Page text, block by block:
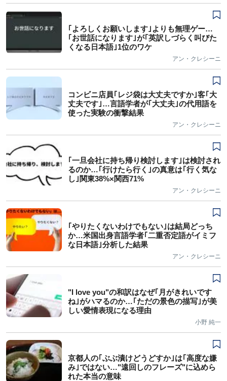
｢よろしくお願いします｣よりも無理ゲー…
｢お世話になります｣が｢英訳しづらく叫びた
くなる日本語｣1位のワケ
アン・クレシーニ
コンビニ店員｢レジ袋は大丈夫ですか｣客｢大
丈夫です｣…言語学者が｢大丈夫｣の代用語を
使った実験の衝撃結果
アン・クレシーニ
｢一旦会社に持ち帰り検討します｣は検討され
るのか…｢行けたら行く｣の真意は｢行く気な
し｣関東38%×関西71%
アン・クレシーニ
｢やりたくないわけでもない｣は結局どっち
か…米国出身言語学者｢二重否定語がイミフ
な日本語｣分析した結果
アン・クレシーニ
"I love you"の和訳はなぜ｢月がきれいです
ね｣がハマるのか…｢ただの景色の描写｣が美
しい愛情表現になる理由
小野 純一
京都人の｢ぶぶ漬けどうどすか｣は｢高度な嫌
み｣ではない…"遠回しのフレーズ"に込めら
れた本当の意味